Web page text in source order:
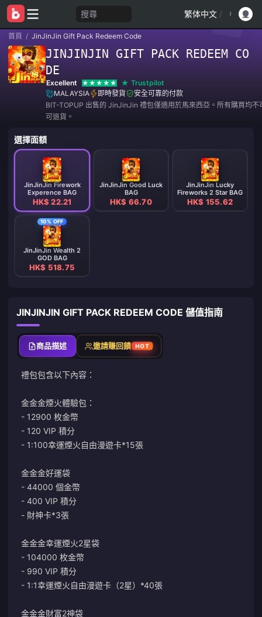
搜尋 繁体中文 /
首頁 / JinJinJin Gift Pack Redeem Code
JINJINJIN GIFT PACK REDEEM CO
DE
Excellent
Trustpilot
MALAYSIA
即時發貨
安全可靠的付款
BIT-TOPUP 出售的 JinJinJin 禮包僅適用於馬來西亞。所有購買均不
可退貨。
選擇面額
JinJinJin Firework
Experence BAG
HK$ 22.21
JinJinJin Good Luck
BAG
HK$ 66.70
JinJinJin Lucky
Fireworks 2 Star BAG
HK$ 155.62
10% OFF
JinJinJin Wealth 2
GOD BAG
HK$ 518.75
JINJINJIN GIFT PACK REDEEM CODE 儲值指南
商品描述 邀請賺回饋 HOT
禮包包含以下內容：
金金金煙火體驗包：
- 12900 枚金幣
- 120 VIP 積分
- 1:100幸運煙火自由漫遊卡*15張
金金金好運袋
- 44000 個金幣
- 400 VIP 積分
- 財神卡*3張
金金金幸運煙火2星袋
- 104000 枚金幣
- 990 VIP 積分
- 1:1幸運煙火自由漫遊卡（2星）*40張
金金金財富2神袋